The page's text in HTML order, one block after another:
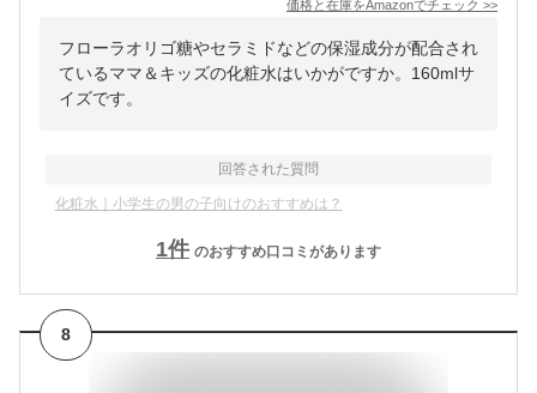
価格と在庫をAmazonでチェック >>
フローラオリゴ糖やセラミドなどの保湿成分が配合され
ているママ＆キッズの化粧水はいかがですか。160mlサ
イズです。
回答された質問
化粧水｜小学生の男の子向けのおすすめは？
1件 のおすすめ口コミがあります
8